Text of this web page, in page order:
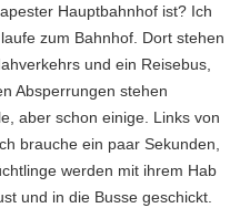
Hauptbahnhof ist? Ich
zum Bahnhof. Dort stehen
und ein Reisebus,
Absperrungen stehen
aber schon einige. Links von
brauche ein paar Sekunden,
werden mit ihrem Hab
und in die Busse geschickt.